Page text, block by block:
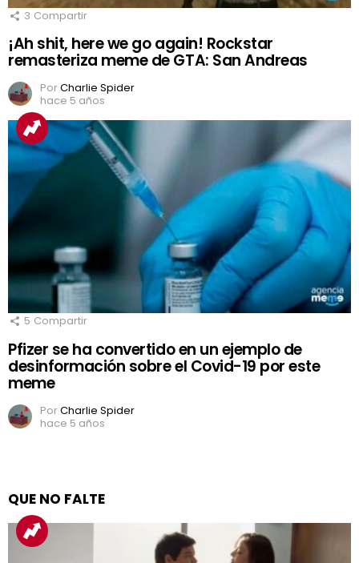
3 Compartir
¡Ah shit, here we go again! Rockstar
remasteriza meme de GTA: San Andreas
PorCharlie Spider
hace 5 años
5 Compartir
Pfizer se ha convertido en un ejemplo de
desinformación sobre el Covid-19 por este
meme
PorCharlie Spider
hace 5 años
QUE NO FALTE